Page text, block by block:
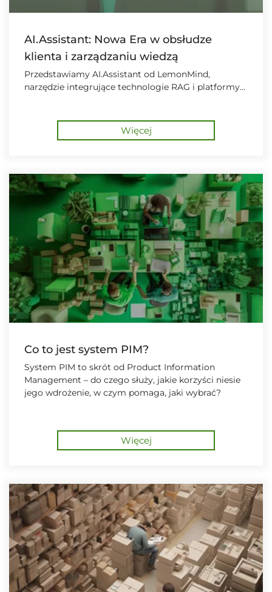
AI.Assistant: Nowa Era w obsłudze
klienta i zarządzaniu wiedzą
Przedstawiamy AI.Assistant od LemonMind,
narzędzie integrujące technologie RAG i platformy
Więcej
Co to jest system PIM?
System PIM to skrót od Product Information
Management – do czego służy, jakie korzyści niesie
jego wdrożenie, w czym pomaga, jaki wybrać?
Więcej